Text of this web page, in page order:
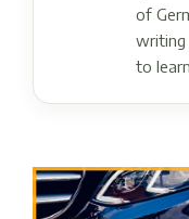
of
writing
to